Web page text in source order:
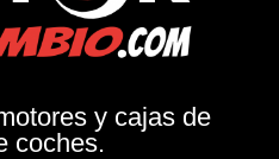
y cajas de
coches.